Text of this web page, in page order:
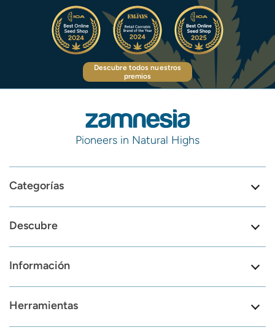
Descubre todos nuestros
premios
Pioneers in Natural Highs
Categorías
Descubre
Información
Herramientas